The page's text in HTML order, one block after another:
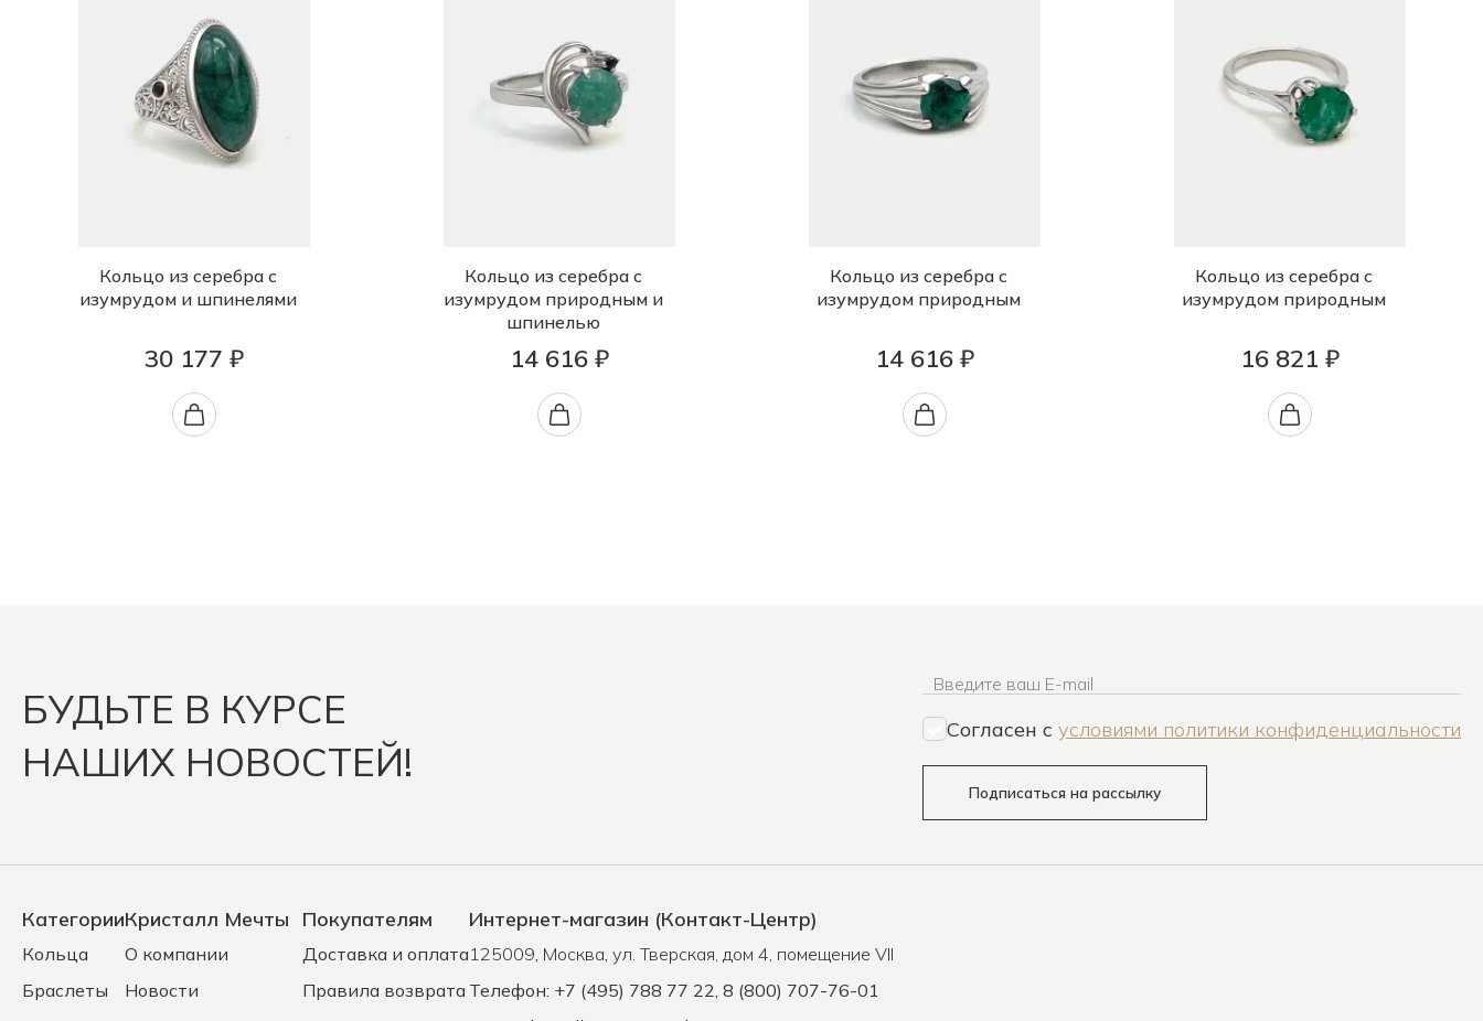
Кольцо из серебра с
изумрудом и шпинелями
30 177 ₽
Кольцо из серебра с
изумрудом природным и
шпинелью
14 616 ₽
Кольцо из серебра с
изумрудом природным
14 616 ₽
Кольцо из серебра с
изумрудом природным
16 821 ₽
БУДЬТЕ В КУРСЕ
НАШИХ НОВОСТЕЙ!
Введите ваш E-mail
Согласен c условиями политики конфиденциальности
Подписаться на рассылку
Категории
Кольца
Браслеты
Кристалл Мечты
О компании
Новости
Покупателям
Доставка и оплата
Правила возврата
Интернет-магазин (Контакт-Центр)
125009, Москва, ул. Тверская, дом 4, помещение VII
Телефон: +7 (495) 788 77 22, 8 (800) 707-76-01